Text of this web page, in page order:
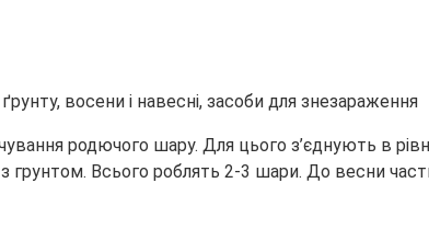
родючого шару. Для цього з’єднують в
Всього роблять 2-3 шари. До весни